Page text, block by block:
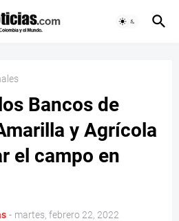
Bancos de
y Agrícola
el campo en
- martes, febrero 22, 2022